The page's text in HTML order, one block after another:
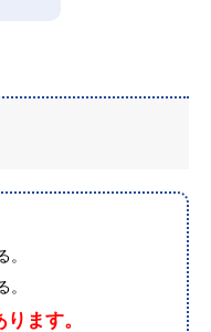
。
。
ます。